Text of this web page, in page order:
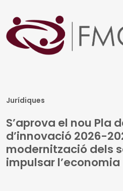
Jurídiques
S’aprova el nou Pla
d’innovació 2026-
modernització dels
impulsar l’economia